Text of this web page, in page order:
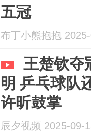
五冠
布丁小熊抱抱
王楚钦夺
明 乒乓球队
许昕鼓掌
辰夕视频 2025-09-